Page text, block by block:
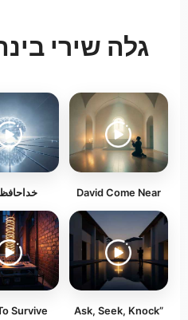
גלה שירי
David Come Near
Survive Ask, Seek, Knock”